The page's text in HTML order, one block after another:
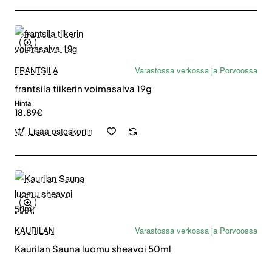
FRANTSILA
Varastossa verkossa ja Porvoossa
frantsila tiikerin voimasalva 19g
Hinta
18.89€
Lisää ostoskoriin
KAURILAN
Varastossa verkossa ja Porvoossa
Kaurilan Sauna luomu sheavoi 50ml